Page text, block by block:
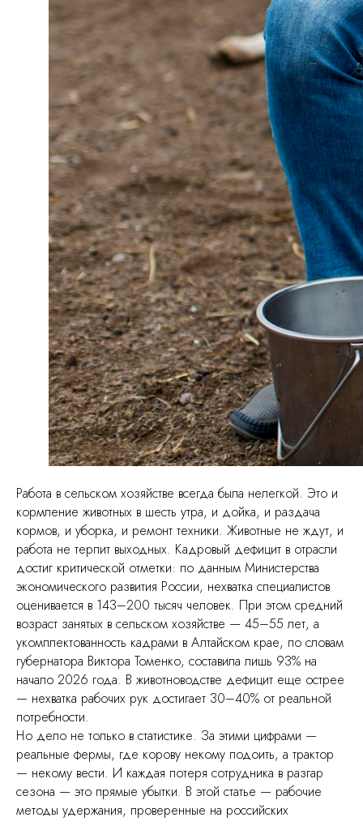
Работа в сельском хозяйстве всегда была нелегкой. Это и
кормление животных в шесть утра, и дойка, и раздача
кормов, и уборка, и ремонт техники. Животные не ждут, и
работа не терпит выходных. Кадровый дефицит в отрасли
достиг критической отметки: по данным Министерства
экономического развития России, нехватка специалистов
оценивается в 143–200 тысяч человек. При этом средний
возраст занятых в сельском хозяйстве — 45–55 лет, а
укомплектованность кадрами в Алтайском крае, по словам
губернатора Виктора Томенко, составила лишь 93% на
начало 2026 года. В животноводстве дефицит еще острее
— нехватка рабочих рук достигает 30–40% от реальной
потребности.
Но дело не только в статистике. За этими цифрами —
реальные фермы, где корову некому подоить, а трактор
— некому вести. И каждая потеря сотрудника в разгар
сезона — это прямые убытки. В этой статье — рабочие
методы удержания, проверенные на российских